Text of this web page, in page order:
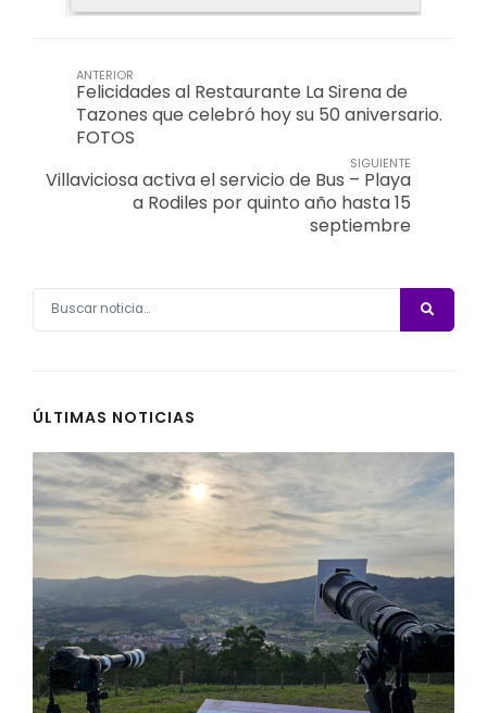
ANTERIOR
Felicidades al Restaurante La Sirena de
Tazones que celebró hoy su 50 aniversario.
FOTOS
SIGUIENTE
Villaviciosa activa el servicio de Bus – Playa
a Rodiles por quinto año hasta 15
septiembre
ÚLTIMAS NOTICIAS